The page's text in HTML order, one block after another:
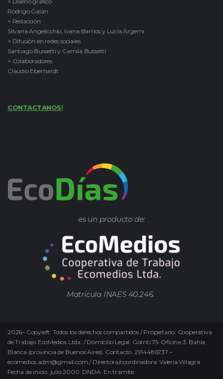
Rodrigo Galán
> Redacción
Silvana Angelicchio, Ivana Barrios y Lucía Argemi
> Difusión en redes sociales
Santiago Bussetti y Camila Bussetti
> Colaboradores
Claudio Eberhardt
CONTACTANOS!
es un producto de:
Matrícula INAES 40.246.
2026– Copyleft. Todos los derechos compartidos / Propietario: Cooperativa
de Trabajo EcoMedios Ltda. / Domicilio Legal: Gorriti 75. Oficina 3. Bahía
Blanca (provincia de Buenos Aires). Contacto. 2914486737 –
ecomedios.adm@gmail.com / Directora/coordinadora: Valeria Villagra.
Fecha de inicio: julio 2000. DNDA: En trámite